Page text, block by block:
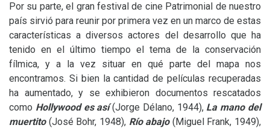
Por su parte, el gran festival de cine Patrimonial de nuestro
país sirvió para reunir por primera vez en un marco de estas
características a diversos actores del desarrollo que ha
tenido en el último tiempo el tema de la conservación
fílmica, y a la vez situar en qué parte del mapa nos
encontramos. Si bien la cantidad de películas recuperadas
ha aumentado, y se exhibieron documentos rescatados
como Hollywood es así(Jorge Délano, 1944), La mano del
muertito(José Bohr, 1948), Río abajo(Miguel Frank, 1949),